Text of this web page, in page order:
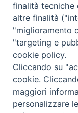
Copyright ©
Trentina
Privacy Policy
finalità tecniche
altre finalità
"miglioramento
"targeting e
cookie policy.
Cliccando su
cookie.
maggiori
personalizzare